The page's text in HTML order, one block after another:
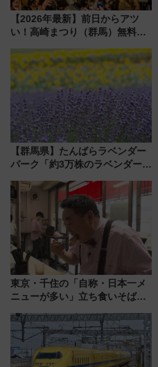
【2026年最新】前日からアツ
い！高崎まつり（群馬）無料観
しまで
【群馬県】たんばらラベンダー
パーク「約3万株のラベンダー」
で都心から約1時間半で夏の絶景
を！
東京・千住の「自称・日本一メ
ニューが多い」立ち食いそば屋
地のふらっと立ち食いそば』
7/27夜10時～放送